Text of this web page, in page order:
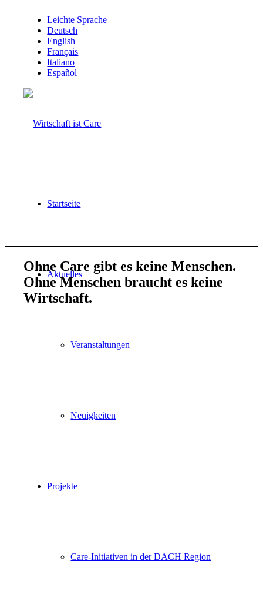
Leichte Sprache
Deutsch
English
Français
Italiano
Español
Startseite
Aktuelles
Veranstaltungen
Neuigkeiten
Projekte
Care-Initiativen in der DACH Region
Ohne Care gibt es keine Menschen.
Ohne Menschen braucht es keine
Wirtschaft.